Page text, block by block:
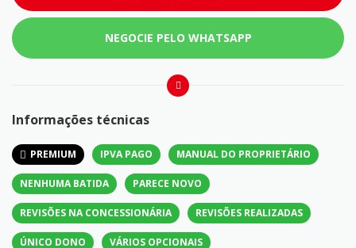
NEGOCIE PELO WHATSAPP
Informações técnicas
PREMIUM IPVA PAGO MANUAL DO PROPRIETÁRIO
NENHUMA BATIDA PARECE NOVO
REVISÕES NA CONCESSIONÁRIA REVISÕES REALIZADAS
ÚNICO DONO VÁRIOS OPCIONAIS